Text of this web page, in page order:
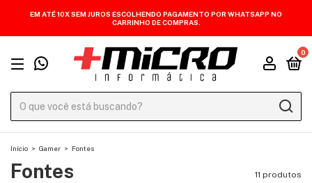
EM ATÉ 10X SEM JUROS ESCOLHENDO PAGAMENTO POR WHATSAPP NO
CARRINHO DE COMPRAS.
0
Início > Gamer > Fontes
Fontes 11 produtos